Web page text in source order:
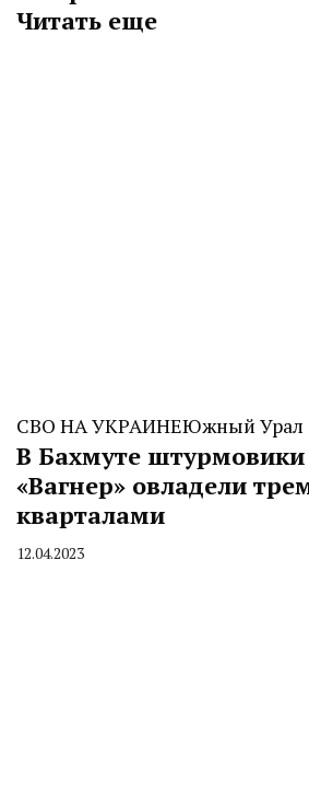
Читать еще
СВО НА УКРАИНЕЮжный Урал
В Бахмуте
«Вагнер» овладели
кварталами
By
12.04.2023